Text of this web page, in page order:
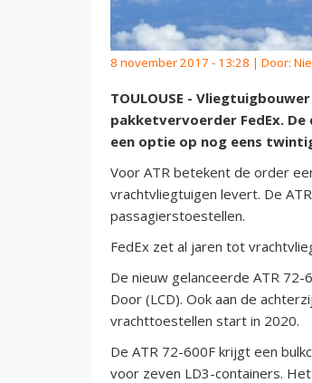
8 november 2017 - 13:28 | Door:
TOULOUSE -
pakketvervoerder FedEx.
een optie op nog eens
Voor ATR betekent de order
vrachtvliegtuigen levert. De
passagierstoestellen.
FedEx zet al jaren tot
De nieuw gelanceerde ATR
Door (LCD). Ook aan de
vrachttoestellen start in 2020.
De ATR 72-600F krijgt een
voor zeven LD3-containers.